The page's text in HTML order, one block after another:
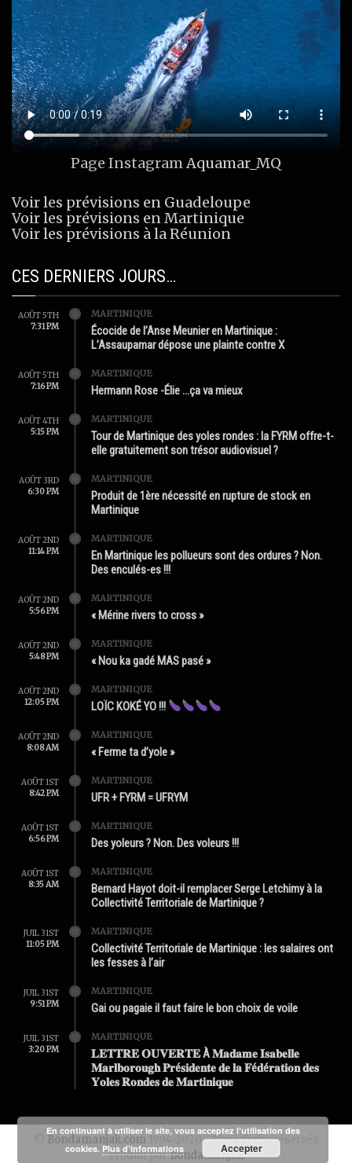
Page InstagramAquamar_MQ
Voir les prévisions en Guadeloupe
Voir les prévisions en Martinique
Voir les prévisions à la Réunion
CES DERNIERS JOURS…
AOÛT 5TH
7:31 PM
MARTINIQUE
Écocide de l’Anse Meunier en Martinique :
L’Assaupamar dépose une plainte contre X
AOÛT 5TH
7:16 PM
MARTINIQUE
Hermann Rose -Élie …ça va mieux
AOÛT 4TH
5:15 PM
MARTINIQUE
Tour de Martinique des yoles rondes : la FYRM offre-t-
elle gratuitement son trésor audiovisuel ?
AOÛT 3RD
6:30 PM
MARTINIQUE
Produit de 1ère nécessité en rupture de stock en
Martinique
AOÛT 2ND
11:14 PM
MARTINIQUE
En Martinique les pollueurs sont des ordures ? Non.
Des enculés-es !!!
AOÛT 2ND
5:56 PM
MARTINIQUE
« Mérine rivers to cross »
AOÛT 2ND
5:48 PM
MARTINIQUE
« Nou ka gadé MAS pasé »
AOÛT 2ND
12:05 PM
MARTINIQUE
LOÏC KOKÉ YO !!!
AOÛT 2ND
8:08 AM
MARTINIQUE
« Ferme ta d’yole »
AOÛT 1ST
8:42 PM
MARTINIQUE
UFR + FYRM = UFRYM
AOÛT 1ST
6:56 PM
MARTINIQUE
Des yoleurs ? Non. Des voleurs !!!
AOÛT 1ST
8:35 AM
MARTINIQUE
Bernard Hayot doit-il remplacer Serge Letchimy à la
Collectivité Territoriale de Martinique ?
JUIL 31ST
11:05 PM
MARTINIQUE
Collectivité Territoriale de Martinique : les salaires ont
les fesses à l’air
JUIL 31ST
9:51 PM
MARTINIQUE
Gai ou pagaie il faut faire le bon choix de voile
JUIL 31ST
3:20 PM
MARTINIQUE
𝐋𝐄𝐓𝐓𝐑𝐄 𝐎𝐔𝐕𝐄𝐑𝐓𝐄 À 𝐌𝐚𝐝𝐚𝐦𝐞 𝐈𝐬𝐚𝐛𝐞𝐥𝐥𝐞
𝐌𝐚𝐫𝐥𝐛𝐨𝐫𝐨𝐮𝐠𝐡 𝐏𝐫é𝐬𝐢𝐝𝐞𝐧𝐭𝐞 𝐝𝐞 𝐥𝐚 𝐅é𝐝é𝐫𝐚𝐭𝐢𝐨𝐧 𝐝𝐞𝐬
𝐘𝐨𝐥𝐞𝐬 𝐑𝐨𝐧𝐝𝐞𝐬 𝐝𝐞 𝐌𝐚𝐫𝐭𝐢𝐧𝐢𝐪𝐮𝐞
Bondamanjak.com 1994-2020 - Tous droits réservés
Produit parBondamanjak
En continuant à utiliser le site, vous acceptez l’utilisation des
cookies. Plus d’informations Accepter